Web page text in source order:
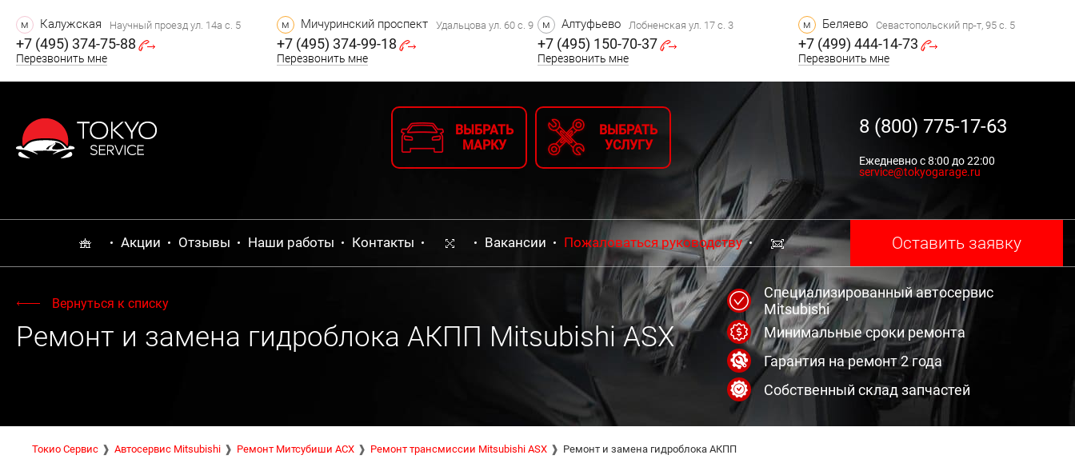
м Калужская Научный проезд ул. 14а с. 5
+7 (495) 374-75-88
Перезвонить мне
м Мичуринский проспект Удальцова ул. 60 с. 9
+7 (495) 374-99-18
Перезвонить мне
м Алтуфьево Лобненская ул. 17 с. 3
+7 (495) 150-70-37
Перезвонить мне
м Беляево Севастопольский пр-т, 95 с. 5
+7 (499) 444-14-73
Перезвонить мне
ВЫБРАТЬ
МАРКУ
ВЫБРАТЬ
УСЛУГУ
8 (800) 775-17-63
Ежедневно с 8:00 до 22:00
service@tokyogarage.ru
Акции Отзывы Наши работы Контакты Вакансии Пожаловаться руководству Оставить заявку
Вернуться к списку
Ремонт и замена гидроблока АКПП Mitsubishi ASX
Специализированный автосервис
Mitsubishi
Минимальные сроки ремонта
Гарантия на ремонт 2 года
Собственный склад запчастей
Токио Сервис Автосервис Mitsubishi Ремонт Митсубиши АСХ Ремонт трансмиссии Mitsubishi ASX Ремонт и замена гидроблока АКПП